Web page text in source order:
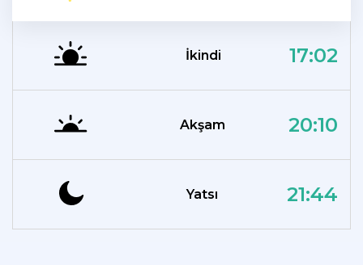
İkindi 17:02
Akşam 20:10
Yatsı 21:44